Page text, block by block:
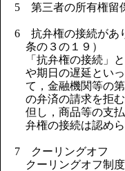
5 第三者の所有権留
6 抗弁権の接続があ
条の３の１９）
「抗弁権の接続」
や期日の遅延とい
て，金融機関等の
の弁済の請求を拒
但し，商品等の支
弁権の接続は認めら
7 クーリングオフ
クーリングオフ制